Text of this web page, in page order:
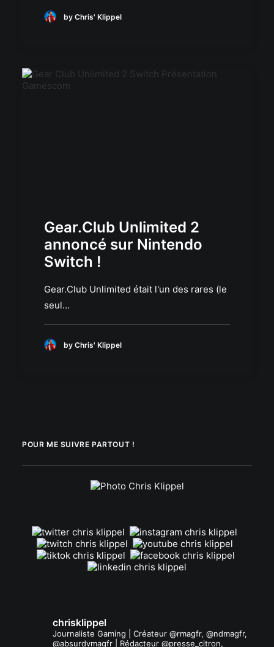
by Chris' Klippel
Gear.Club Unlimited 2
annoncé sur Nintendo
Switch !
Gear.Club Unlimited était l'un des rares (le
seul…
by Chris' Klippel
POUR ME SUIVRE PARTOUT !
chrisklippel
Journaliste Gaming | Créateur @rmagfr, @ndmagfr,
@absurdvmagfr | Rédacteur @presse_citron,